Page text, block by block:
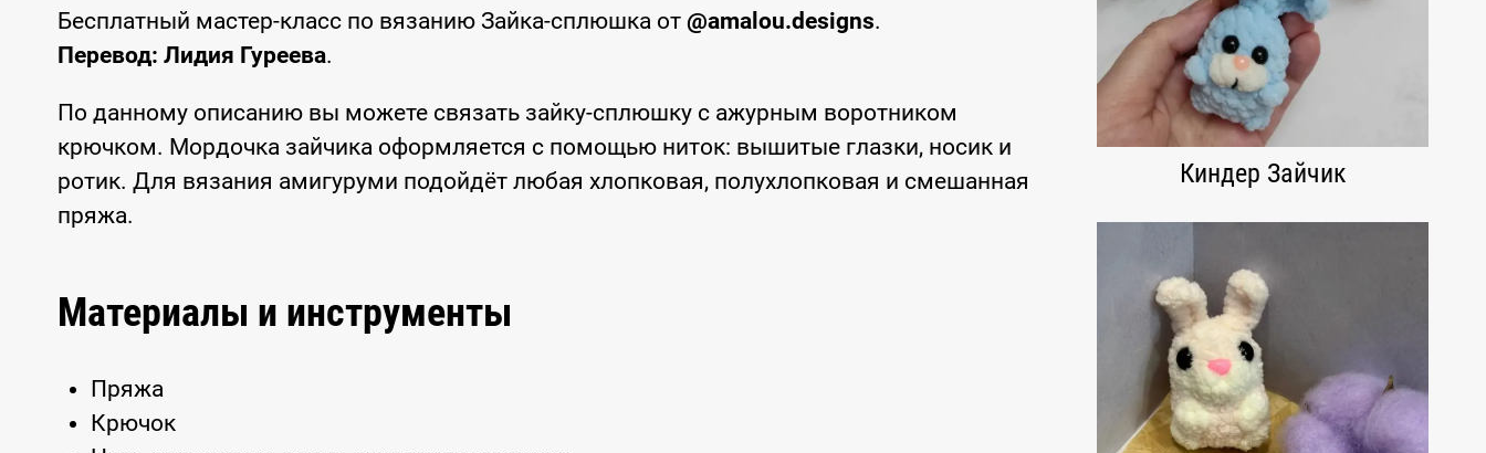
Бесплатный мастер-класс по вязанию Зайка-сплюшка от @amalou.designs.
Перевод: Лидия Гуреева.
По данному описанию вы можете связать зайку-сплюшку с ажурным воротником
крючком. Мордочка зайчика оформляется с помощью ниток: вышитые глазки, носик и
ротик. Для вязания амигуруми подойдёт любая хлопковая, полухлопковая и смешанная
пряжа.
Материалы и инструменты
Пряжа
Крючок
Киндер Зайчик